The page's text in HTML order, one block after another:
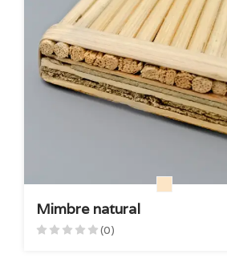
Mimbre natural
(0)